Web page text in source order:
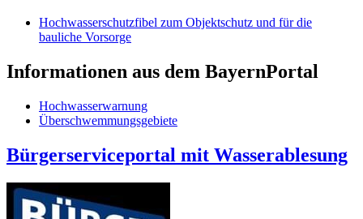
Hochwasserschutzfibel zum Objektschutz und für die
bauliche Vorsorge
Informationen aus dem BayernPortal
Hochwasserwarnung
Überschwemmungsgebiete
Bürgerserviceportal mit Wasserablesung